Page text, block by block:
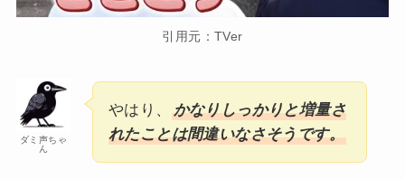
引用元：TVer
ダミ声ちゃ
ん
やはり、
かなりしっかりと増量さ
れたことは間違いなさそうです。